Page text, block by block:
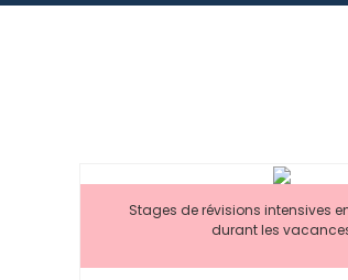
Stages de révisions intensives
durant les